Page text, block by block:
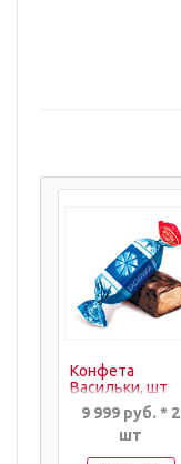
Конфета
Васильки, шт
9 999 руб. * 2
шт